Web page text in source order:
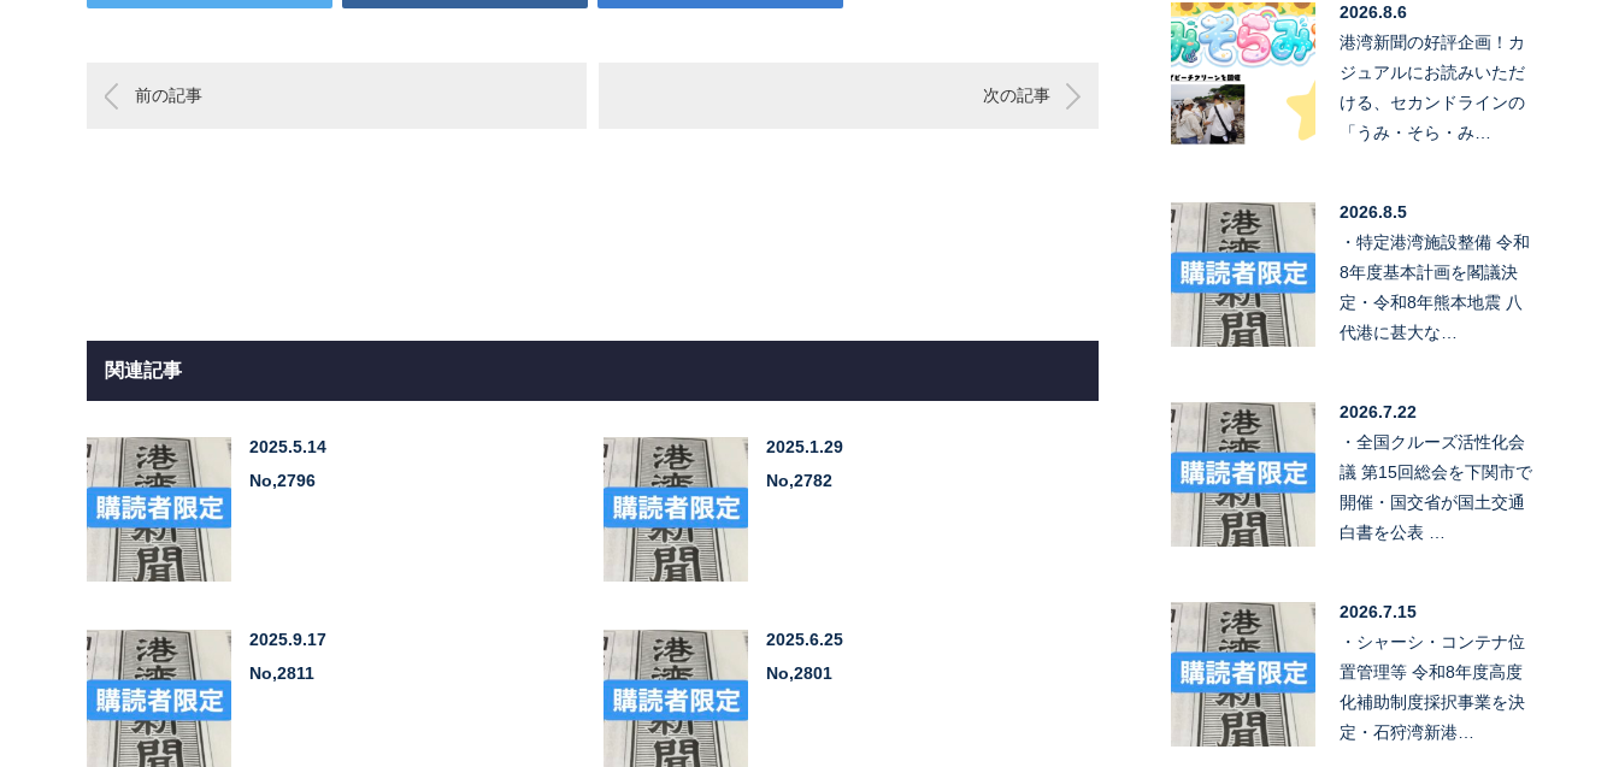
前の記事 次の記事
関連記事
2025.5.14
No,2796
2025.1.29
No,2782
2025.9.17
No,2811
2025.6.25
No,2801
2026.8.6
港湾新聞の好評企画！カ
ジュアルにお読みいただ
ける、セカンドラインの
「うみ・そら・み…
2026.8.5
・特定港湾施設整備 令和
8年度基本計画を閣議決
定・令和8年熊本地震 八
代港に甚大な…
2026.7.22
・全国クルーズ活性化会
議 第15回総会を下関市で
開催・国交省が国土交通
白書を公表 …
2026.7.15
・シャーシ・コンテナ位
置管理等 令和8年度高度
化補助制度採択事業を決
定・石狩湾新港…